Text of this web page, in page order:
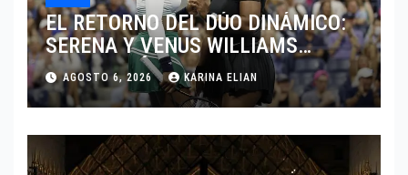
EL RETORNO DEL DÚO DINÁMICO:
SERENA Y VENUS WILLIAMS
DISPUTARÁN LOS DOBLES EN
CINCINNATI 2026
AGOSTO 6, 2026 KARINA ELIAN